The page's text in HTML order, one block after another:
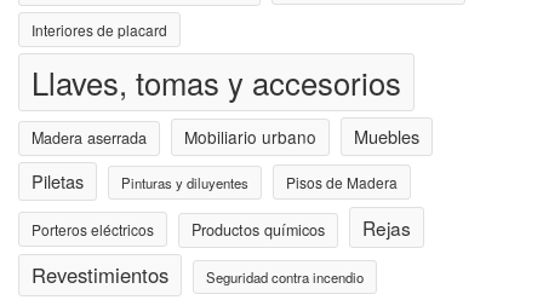
Interiores de placard
Llaves, tomas y accesorios
Madera aserrada Mobiliario urbano
Muebles
Piletas
Pinturas y diluyentes Pisos de Madera
Porteros eléctricos Productos químicos Rejas
Revestimientos Seguridad contra incendio